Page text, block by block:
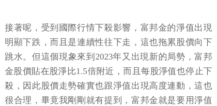
接著呢，受到國際行情下殺影響，富邦金的淨值出現
明顯下跌，而且是連續性往下走，這也拖累股價向下
跳水。但這個現象來到2023年又出現新的局勢，富邦
金股價貼在股淨比1.5倍附近，而且每股淨值也停止下
殺，因此股價走勢確實也跟淨值出現高度連動，這也
很合理，畢竟我剛剛就有提到，富邦金就是要用淨值